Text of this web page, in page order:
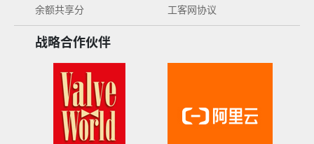
余额共享分
工客网协议
战略合作伙伴